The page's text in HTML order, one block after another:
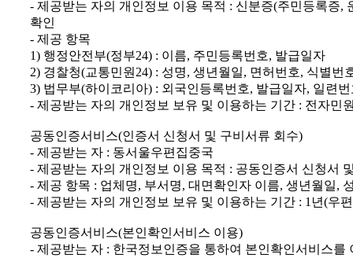
- 제공받는 자의 개인정보 이용 목적 : 신분증(주민등록증,
확인
- 제공 항목
1) 행정안전부(정부24) : 이름, 주민등록번호, 발급일자
2) 경찰청(교통민원24) : 성명, 생년월일, 면허번호, 식별번
3) 법무부(하이코리아) : 외국인등록번호, 발급일자, 일련번
- 제공받는 자의 개인정보 보유 및 이용하는 기간 : 전자민
공동인증서비스(인증서 신청서 및 구비서류 회수)
- 제공받는 자 : 동서울우편집중국
- 제공받는 자의 개인정보 이용 목적 : 공동인증서 신청서
- 제공 항목 : 업체명, 부서명, 대면확인자 이름, 생년월일,
- 제공받는 자의 개인정보 보유 및 이용하는 기간 : 1년(우
공동인증서비스(본인확인서비스 이용)
- 제공받는 자 : 한국정보인증을 통하여 본인확인서비스